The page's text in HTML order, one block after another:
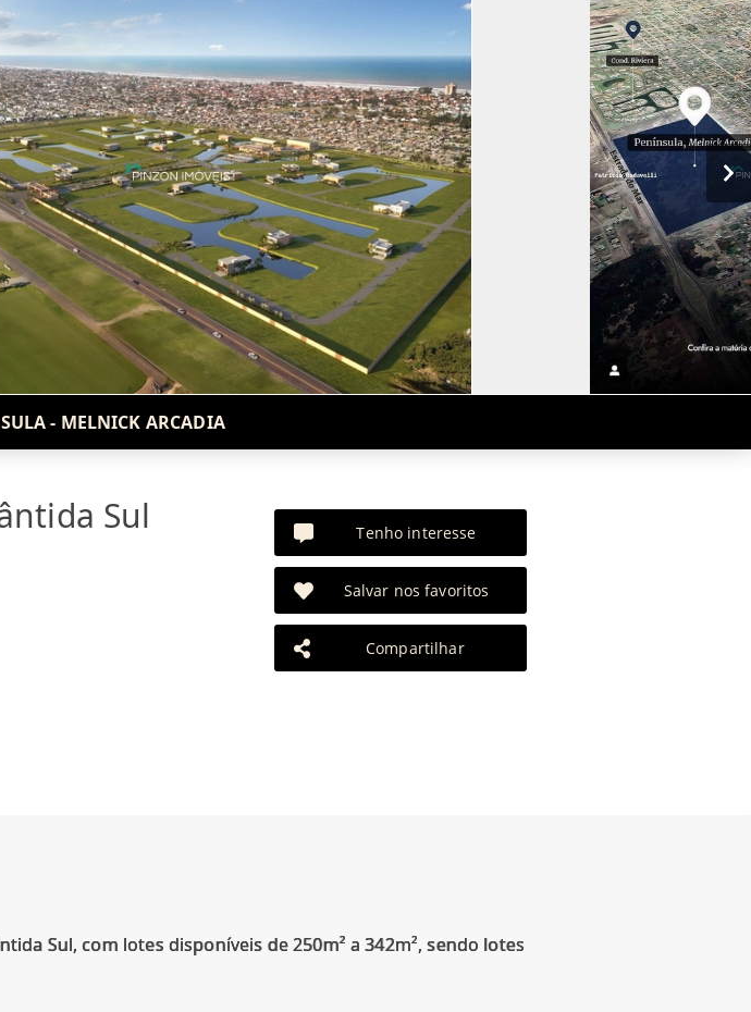
- MELNICK ARCADIA
Sul Tenho interesse
Salvar nos favoritos
Compartilhar
Sul, com lotes disponíveis de 250m² a 342m², sendo lotes